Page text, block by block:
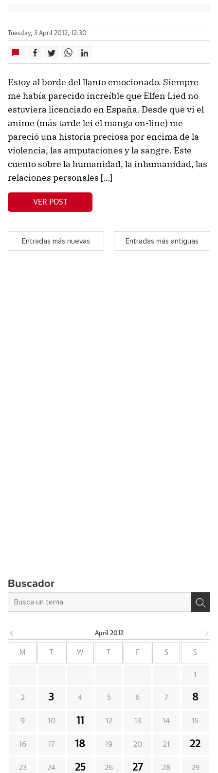
Tuesday, 3 April 2012, 12:30
Estoy al borde del llanto emocionado. Siempre
me había parecido increíble que Elfen Lied no
estuviera licenciado en España. Desde que vi el
anime (más tarde lei el manga on-line) me
pareció una historia preciosa por encima de la
violencia, las amputaciones y la sangre. Este
cuento sobre la humanidad, la inhumanidad, las
relaciones personales […]
VER POST
Entradas más nuevas Entradas más antiguas
Buscador
April 2012
M W F S S
1
2 3 4 5 6 7 8
9 10 11 12 13 14 15
16 17 18 19 20 21 22
23 24 25 26 27 28 29